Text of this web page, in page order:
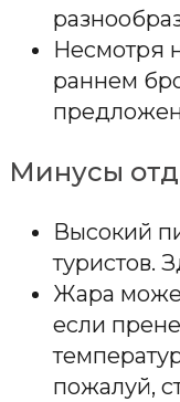
Несмотря
раннем
Минусы
Высокий
туристов.
Жара
если
пожалуй,